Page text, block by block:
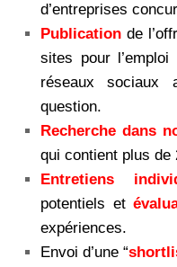
d’entreprises
Publication de
sites pour
réseaux sociaux
question.
Recherche dans
qui contient plus de
Entretiens
potentiels et
expériences.
Envoi d’une “